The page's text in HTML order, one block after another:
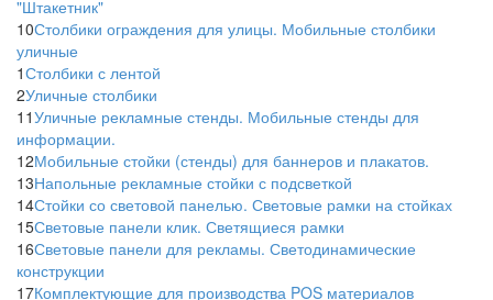
"Штакетник"
10Столбики ограждения для улицы. Мобильные столбики
уличные
1Столбики с лентой
2Уличные столбики
11Уличные рекламные стенды. Мобильные стенды для
информации.
12Мобильные стойки (стенды) для баннеров и плакатов.
13Напольные рекламные стойки с подсветкой
14Стойки со световой панелью. Световые рамки на стойках
15Световые панели клик. Светящиеся рамки
16Световые панели для рекламы. Светодинамические
конструкции
17Комплектующие для производства POS материалов